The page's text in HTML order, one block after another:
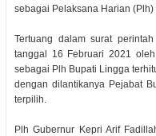
sebagai Pelaksana Harian (Plh)
Tertuang dalam surat
tanggal 16 Februari 2021
sebagai Plh Bupati Lingga
dengan dilantikanya Pejabat
terpilih.
Plh Gubernur Kepri Arif